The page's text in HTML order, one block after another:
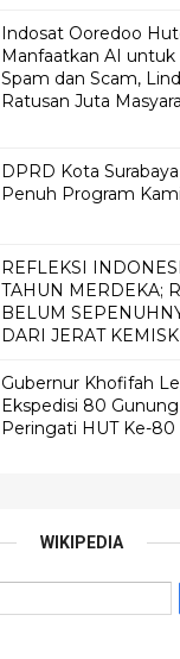
Indosat Ooredoo
Manfaatkan AI untuk
Spam dan Scam,
Ratusan Juta
DPRD Kota
Penuh Program
REFLEKSI
TAHUN MERDEKA;
BELUM
DARI JERAT
Gubernur Khofifah
Ekspedisi 80
Peringati HUT Ke-80
WIKIPEDIA